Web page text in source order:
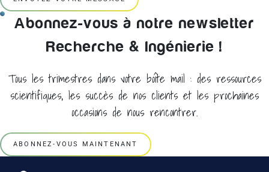
Abonnez-vous à notre newsletter
Recherche & Ingénierie !
Tous les trimestres dans votre boîte mail : des ressources
scientifiques, les succès de nos clients et les prochaines
occasions de nous rencontrer.
ABONNEZ-VOUS MAINTENANT